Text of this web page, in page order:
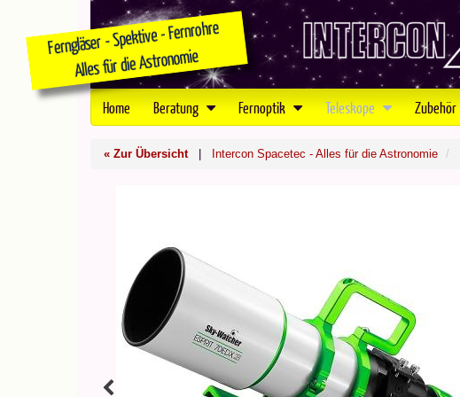
Home Beratung Fernoptik Teleskope Zubehör
« Zur Übersicht| Intercon Spacetec - Alles für die Astronomie